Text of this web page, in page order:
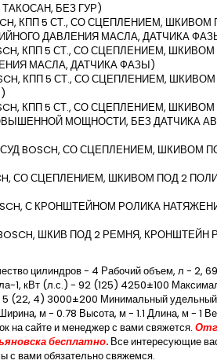
БЕЗ ГУР)
КПП 5 СТ., СО СЦЕПЛЕНИЕМ, ШКИВОМ
ДАВЛЕНИЯ МАСЛА, ДАТЧИКА
КПП 5 СТ., СО СЦЕПЛЕНИЕМ,
МАСЛА, ДАТЧИКА ФАЗЫ)
КПП 5 СТ., СО СЦЕПЛЕНИЕМ,
КПП 5 СТ., СО СЦЕПЛЕНИЕМ,
МОЩНОСТИ, БЕЗ ДАТЧИКА
BOSCH, СО СЦЕПЛЕНИЕМ, ШКИВОМ
СО СЦЕПЛЕНИЕМ, ШКИВОМ ПОД 2
С КРОНШТЕЙНОМ РОЛИКА
ШКИВ ПОД 2 РЕМНЯ, КРОНШТЕЙН
цилиндров - 4 Рабочий объем, л - 2,
1, кВт (л.с.) - 92 (125) 4250±100
5 (22, 4) 3000±200 Минимальный
м - 0.78 Высота, м - 1.1 Длина, м - 1
на сайте и менеджер с вами свяжется.
бесплатно. Все интересующие
с вами обязательно свяжемся.